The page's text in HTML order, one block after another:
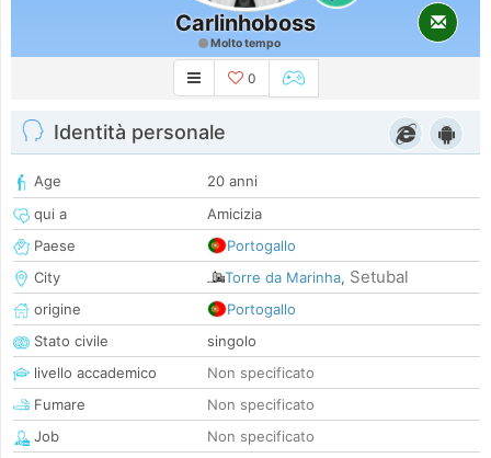
Carlinhoboss
Molto tempo
0
Identità personale
Age
20 anni
qui a
Amicizia
Paese
Portogallo
City
Torre da Marinha, Setubal
origine
Portogallo
Stato civile
singolo
livello accademico
Non specificato
Fumare
Non specificato
Job
Non specificato